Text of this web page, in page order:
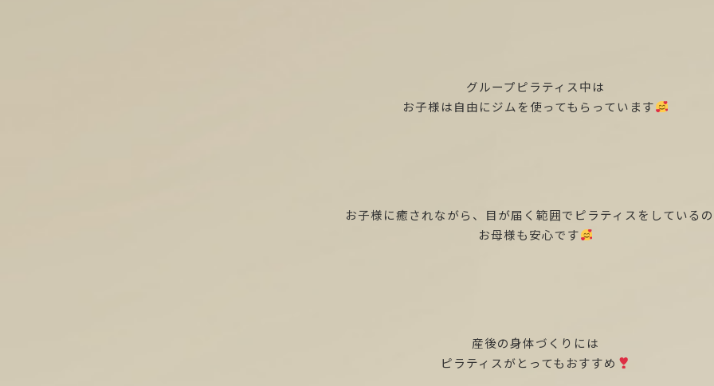
グループピラティス中は
お子様は自由にジムを使ってもらっています
お子様に癒されながら、目が届く範囲でピラティスをしている
お母様も安心です
産後の身体づくりには
ピラティスがとってもおすすめ